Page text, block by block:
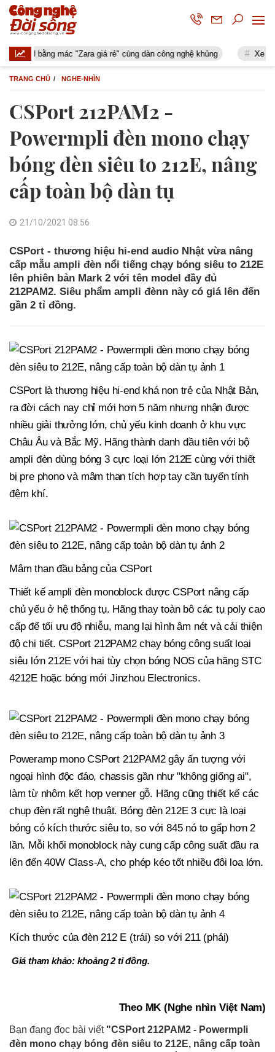
mác "Zara giá rẻ" cùng dàn công nghệ khủng Xe tay ga
TRANG CHỦ NGHE-NHÌN
CSPort 212PAM2 -
Powermpli đèn mono chạy
bóng đèn siêu to 212E, nâng
cấp toàn bộ dàn tụ
21/10/2021 08:56
CSPort - thương hiệu hi-end audio Nhật vừa nâng
cấp mẫu ampli đèn nổi tiếng chạy bóng siêu to 212E
lên phiên bản Mark 2 với tên model đầy đủ
212PAM2. Siêu phẩm ampli đènn này có giá lên đến
gần 2 tỉ đồng.
CSPort là thương hiệu hi-end khá non trẻ của Nhật Bản,
ra đời cách nay chỉ mới hơn 5 năm nhưng nhận được
nhiều giải thưởng lớn, chủ yếu kinh doanh ở khu vực
Châu Âu và Bắc Mỹ. Hãng thành danh đầu tiên với bộ
ampli đèn dùng bóng 3 cực loại lớn 212E cùng với thiết
bị pre phono và mâm than tích hợp tay cần tuyến tính
đệm khí.
Mâm than đầu bảng của CSPort
Thiết kế ampli đèn monoblock được CSPort nâng cấp
chủ yếu ở hệ thống tụ. Hãng thay toàn bô các tụ poly cao
cấp để tối ưu độ nhiễu, mang lại hình âm nét và cải thiện
độ chi tiết. CSPort 212PAM2 chạy bóng công suất loại
siêu lớn 212E với hai tùy chọn bóng NOS của hãng STC
4212E hoặc bóng mới Jinzhou Electronics.
Poweramp mono CSPort 212PAM2 gây ấn tượng với
ngoại hình độc đáo, chassis gần như "không giống ai",
làm từ nhôm kết hợp venner gỗ. Hãng cũng thiết kế các
chụp đèn rất nghệ thuật. Bóng đèn 212E 3 cực là loại
bóng có kích thước siêu to, so với 845 nó to gấp hơn 2
lần. Mỗi khối monoblock này cung cấp công suất đầu ra
lên đến 40W Class-A, cho phép kéo tốt nhiều đôi loa lớn.
Kích thước của đèn 212 E (trái) so với 211 (phải)
Giá tham khảo: khoảng 2 tỉ đồng.
Theo MK (Nghe nhìn Việt Nam)
Bạn đang đọc bài viết "CSPort 212PAM2 - Powermpli
đèn mono chạy bóng đèn siêu to 212E, nâng cấp toàn